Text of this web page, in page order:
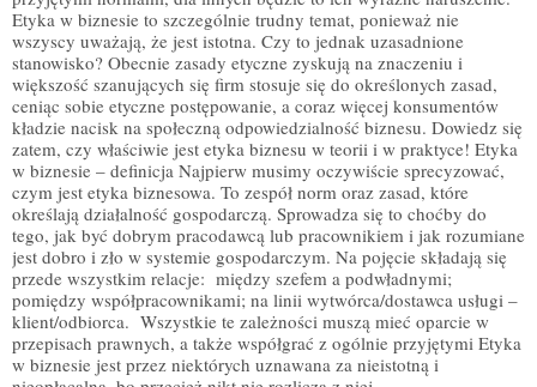
Etyka w biznesie to szczególnie trudny temat, ponieważ nie
wszyscy uważają, że jest istotna. Czy to jednak uzasadnione
stanowisko? Obecnie zasady etyczne zyskują na znaczeniu i
większość szanujących się firm stosuje się do określonych zasad,
ceniąc sobie etyczne postępowanie, a coraz więcej konsumentów
kładzie nacisk na społeczną odpowiedzialność biznesu. Dowiedz się
zatem, czy właściwie jest etyka biznesu w teorii i w praktyce! Etyka
w biznesie – definicja Najpierw musimy oczywiście sprecyzować,
czym jest etyka biznesowa. To zespół norm oraz zasad, które
określają działalność gospodarczą. Sprowadza się to choćby do
tego, jak być dobrym pracodawcą lub pracownikiem i jak rozumiane
jest dobro i zło w systemie gospodarczym. Na pojęcie składają się
przede wszystkim relacje: między szefem a podwładnymi;
pomiędzy współpracownikami; na linii wytwórca/dostawca usługi –
klient/odbiorca. Wszystkie te zależności muszą mieć oparcie w
przepisach prawnych, a także współgrać z ogólnie przyjętymi Etyka
w biznesie jest przez niektórych uznawana za nieistotną i